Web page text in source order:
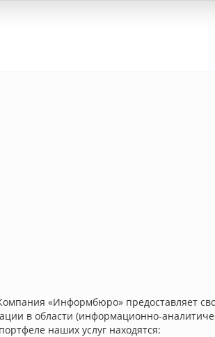
«Информбюро» предоставляет
в области (информационно-
наших услуг находятся: